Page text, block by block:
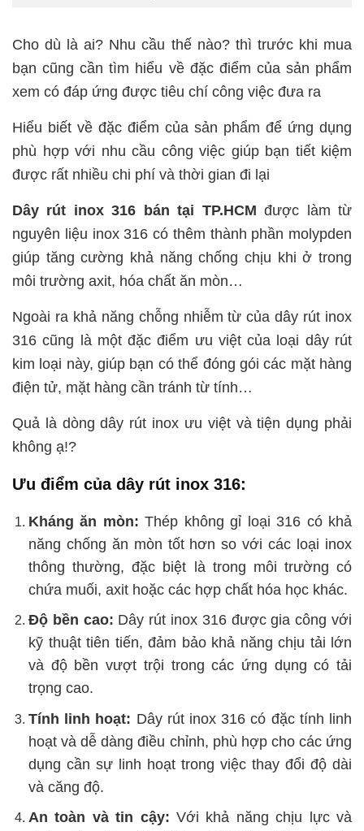
Cho dù là ai? Nhu cầu thế nào? thì trước khi mua
bạn cũng cần tìm hiểu về đặc điểm của sản phẩm
xem có đáp ứng được tiêu chí công việc đưa ra
Hiểu biết về đặc điểm của sản phẩm để ứng dụng
phù hợp với nhu cầu công việc giúp bạn tiết kiệm
được rất nhiều chi phí và thời gian đi lại
Dây rút inox 316 bán tại TP.HCM được làm từ
nguyên liệu inox 316 có thêm thành phần molypden
giúp tăng cường khả năng chống chịu khi ở trong
môi trường axit, hóa chất ăn mòn…
Ngoài ra khả năng chỗng nhiễm từ của dây rút inox
316 cũng là một đặc điểm ưu việt của loại dây rút
kim loại này, giúp bạn có thể đóng gói các mặt hàng
điện tử, mặt hàng cần tránh từ tính…
Quả là dòng dây rút inox ưu việt và tiện dụng phải
không ạ!?
Ưu điểm của dây rút inox 316:
Kháng ăn mòn: Thép không gỉ loại 316 có khả
năng chống ăn mòn tốt hơn so với các loại inox
thông thường, đặc biệt là trong môi trường có
chứa muối, axit hoặc các hợp chất hóa học khác.
Độ bền cao: Dây rút inox 316 được gia công với
kỹ thuật tiên tiến, đảm bảo khả năng chịu tải lớn
và độ bền vượt trội trong các ứng dụng có tải
trọng cao.
Tính linh hoạt: Dây rút inox 316 có đặc tính linh
hoạt và dễ dàng điều chỉnh, phù hợp cho các ứng
dụng cần sự linh hoạt trong việc thay đổi độ dài
và căng độ.
An toàn và tin cậy: Với khả năng chịu lực và